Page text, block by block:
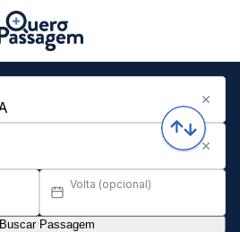
Volta (opcional)
Buscar Passagem